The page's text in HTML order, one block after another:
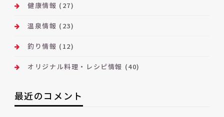
健康情報 (27)
温泉情報 (23)
釣り情報 (12)
オリジナル料理・レシピ情報 (40)
最近のコメント